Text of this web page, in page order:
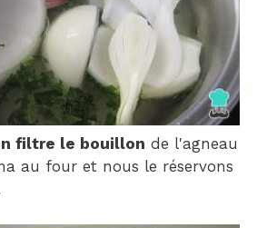
filtre le bouillon de l'agneau
au four et nous le réservons